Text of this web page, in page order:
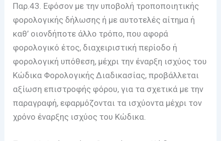
Παρ.43. Εφόσον με την υποβολή τροποποιητικής
φορολογικής δήλωσης ή με αυτοτελές αίτημα ή
καθ’ οιονδήποτε άλλο τρόπο, που αφορά
φορολογικό έτος, διαχειριστική περίοδο ή
φορολογική υπόθεση, μέχρι την έναρξη ισχύος του
Κώδικα Φορολογικής Διαδικασίας, προβάλλεται
αξίωση επιστροφής φόρου, για τα σχετικά με την
παραγραφή, εφαρμόζονται τα ισχύοντα μέχρι τον
χρόνο έναρξης ισχύος του Κώδικα.